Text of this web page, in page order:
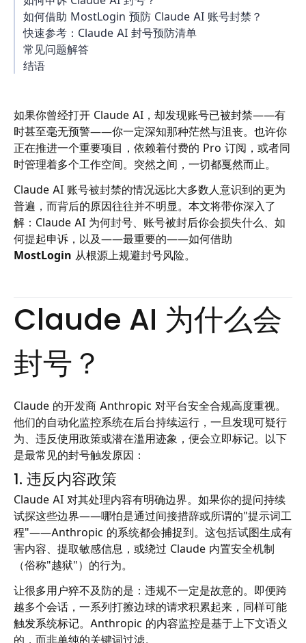
如何借助 MostLogin 预防 Claude AI 账号封禁？
快速参考：Claude AI 封号预防清单
常见问题解答
结语
如果你曾经打开 Claude AI，却发现账号已被封禁——有
时甚至毫无预警——你一定深知那种茫然与沮丧。也许你
正在推进一个重要项目，依赖着付费的 Pro 订阅，或者同
时管理着多个工作空间。突然之间，一切都戛然而止。
Claude AI 账号被封禁的情况远比大多数人意识到的更为
普遍，而背后的原因往往并不明显。本文将带你深入了
解：Claude AI 为何封号、账号被封后你会损失什么、如
何提起申诉，以及——最重要的——如何借助
MostLogin 从根源上规避封号风险。
Claude AI 为什么会
封号？
Claude 的开发商 Anthropic 对平台安全合规高度重视。
他们的自动化监控系统在后台持续运行，一旦发现可疑行
为、违反使用政策或潜在滥用迹象，便会立即标记。以下
是最常见的封号触发原因：
1. 违反内容政策
Claude AI 对其处理内容有明确边界。如果你的提问持续
试探这些边界——哪怕是通过间接措辞或所谓的"提示词工
程"——Anthropic 的系统都会捕捉到。这包括试图生成有
害内容、提取敏感信息，或绕过 Claude 内置安全机制
（俗称"越狱"）的行为。
让很多用户猝不及防的是：违规不一定是故意的。即便跨
越多个会话，一系列打擦边球的请求积累起来，同样可能
触发系统标记。Anthropic 的内容监控是基于上下文语义
的，而非单纯的关键词过滤。